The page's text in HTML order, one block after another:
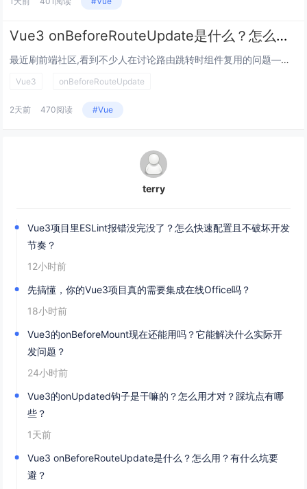
Vue3 onBeforeRouteUpdate是什么？怎么用？有什么坑要避？
最近刷前端社区,看到不少人在讨论路由跳转时组件复用的问题——比如从“用户详情页/1”跳到“用户详情页/2”，页面参数变了...
Vue3 onBeforeRouteUpdate
2天前 470阅读 #Vue
terry
Vue3项目里ESLint报错没完没了？怎么快速配置且不破坏开发
节奏？
12小时前
先搞懂，你的Vue3项目真的需要集成在线Office吗？
18小时前
Vue3的onBeforeMount现在还能用吗？它能解决什么实际开
发问题？
24小时前
Vue3的onUpdated钩子是干嘛的？怎么用才对？踩坑点有哪
些？
1天前
Vue3 onBeforeRouteUpdate是什么？怎么用？有什么坑要
避？